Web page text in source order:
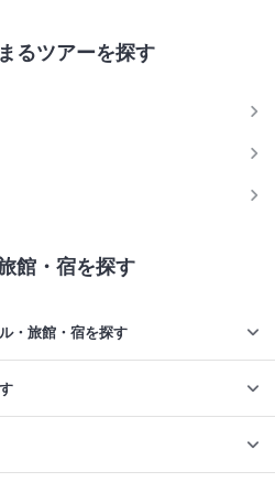
るツアーを探す
館・宿を探す
・旅館・宿を探す